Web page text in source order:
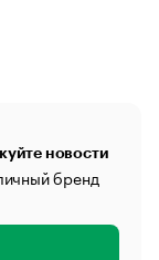
новости
бренд